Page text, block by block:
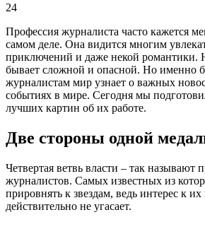
24
Профессия журналиста часто кажется
самом деле. Она видится многим
приключений и даже некой романтики.
бывает сложной и опасной. Но именно
журналистам мир узнает о важных
событиях в мире. Сегодня мы
лучших картин об их работе.
Две стороны одной
Четвертая ветвь власти – так называют
журналистов. Самых известных из
прировнять к звездам, ведь интерес к
действительно не угасает.